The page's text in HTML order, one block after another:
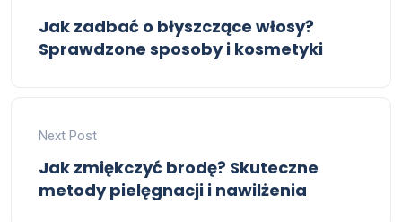
Jak zadbać o błyszczące włosy?
Sprawdzone sposoby i kosmetyki
Next Post
Jak zmiękczyć brodę? Skuteczne
metody pielęgnacji i nawilżenia